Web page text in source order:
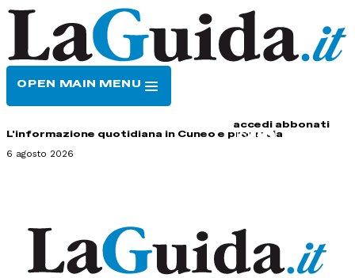
OPEN MAIN MENU
accedi abbonati
L'informazione quotidiana in Cuneo e provincia
6 agosto 2026